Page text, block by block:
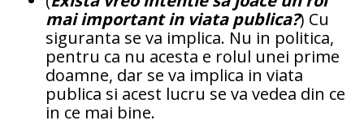
mai important in viata publica?) Cu
siguranta se va implica. Nu in politica,
pentru ca nu acesta e rolul unei prime
doamne, dar se va implica in viata
publica si acest lucru se va vedea din ce
in ce mai bine.